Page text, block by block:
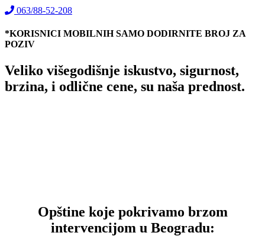
063/88-52-208
*KORISNICI MOBILNIH SAMO DODIRNITE BROJ ZA
POZIV
Veliko višegodišnje iskustvo, sigurnost,
brzina, i odlične cene, su naša prednost.
Opštine koje pokrivamo brzom
intervencijom u Beogradu: